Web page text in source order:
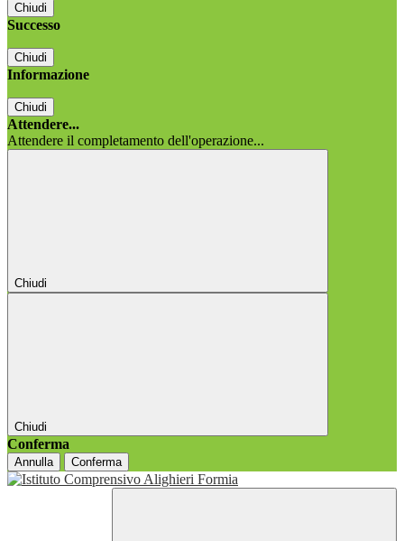
Chiudi
Successo
Chiudi
Informazione
Chiudi
Attendere...
Attendere il completamento dell'operazione...
Chiudi
Chiudi
Conferma
Annulla Conferma